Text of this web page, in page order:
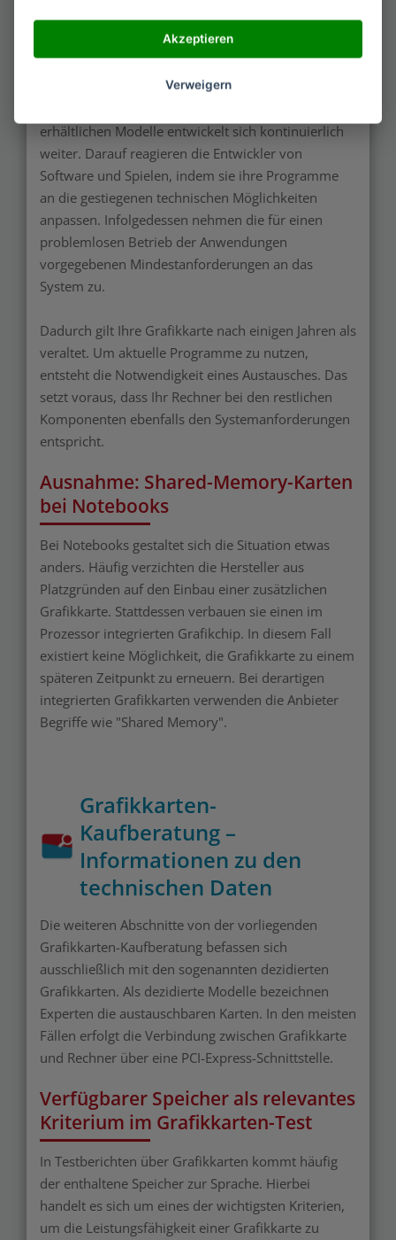
gründliche Überlegungen, bevor Sie sich für eine
Grafikkarte entscheiden.
Dazu gilt der Grafikkarten-Markt als vergleichsweise
erhältlichen Modelle entwickelt sich kontinuierlich
weiter. Darauf reagieren die Entwickler von
Software und Spielen, indem sie ihre Programme
an die gestiegenen technischen Möglichkeiten
anpassen. Infolgedessen nehmen die für einen
problemlosen Betrieb der Anwendungen
vorgegebenen Mindestanforderungen an das
System zu.
Dadurch gilt Ihre Grafikkarte nach einigen Jahren als
veraltet. Um aktuelle Programme zu nutzen,
entsteht die Notwendigkeit eines Austausches. Das
setzt voraus, dass Ihr Rechner bei den restlichen
Komponenten ebenfalls den Systemanforderungen
entspricht.
Ausnahme: Shared-Memory-Karten
bei Notebooks
Bei Notebooks gestaltet sich die Situation etwas
anders. Häufig verzichten die Hersteller aus
Platzgründen auf den Einbau einer zusätzlichen
Grafikkarte. Stattdessen verbauen sie einen im
Prozessor integrierten Grafikchip. In diesem Fall
existiert keine Möglichkeit, die Grafikkarte zu einem
späteren Zeitpunkt zu erneuern. Bei derartigen
integrierten Grafikkarten verwenden die Anbieter
Begriffe wie "Shared Memory".
Grafikkarten-
Kaufberatung –
Informationen zu den
technischen Daten
Die weiteren Abschnitte von der vorliegenden
Grafikkarten-Kaufberatung befassen sich
ausschließlich mit den sogenannten dezidierten
Grafikkarten. Als dezidierte Modelle bezeichnen
Experten die austauschbaren Karten. In den meisten
Fällen erfolgt die Verbindung zwischen Grafikkarte
und Rechner über eine PCI-Express-Schnittstelle.
Verfügbarer Speicher als relevantes
Kriterium im Grafikkarten-Test
In Testberichten über Grafikkarten kommt häufig
der enthaltene Speicher zur Sprache. Hierbei
handelt es sich um eines der wichtigsten Kriterien,
um die Leistungsfähigkeit einer Grafikkarte zu
Akzeptieren
Verweigern